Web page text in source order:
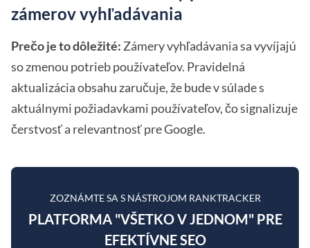
zámerov vyhľadávania
Prečo je to dôležité: Zámery vyhľadávania sa vyvíjajú
so zmenou potrieb používateľov. Pravidelná
aktualizácia obsahu zaručuje, že bude v súlade s
aktuálnymi požiadavkami používateľov, čo signalizuje
čerstvosť a relevantnosť pre Google.
ZOZNÁMTE SA S NÁSTROJOM RANKTRACKER
PLATFORMA "VŠETKO V JEDNOM" PRE
EFEKTÍVNE SEO